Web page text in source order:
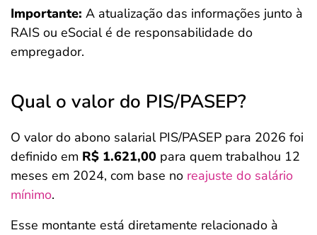
Importante: A atualização das informações junto à
RAIS ou eSocial é de responsabilidade do
empregador.
Qual o valor do PIS/PASEP?
O valor do abono salarial PIS/PASEP para 2026 foi
definido em R$ 1.621,00 para quem trabalhou 12
meses em 2024, com base no reajuste do salário
mínimo.
Esse montante está diretamente relacionado à